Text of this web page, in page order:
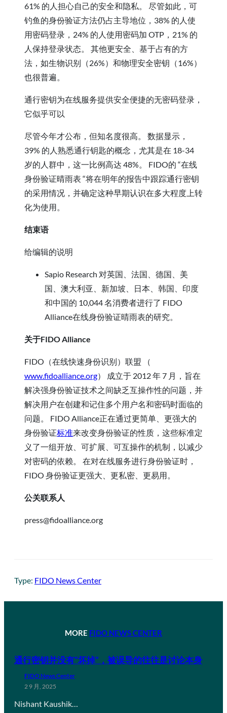
61% 的人担心自己的安全和隐私。 尽管如此，可
钓鱼的身份验证方法仍占主导地位，38% 的人使
用密码登录，24% 的人使用密码加 OTP，21% 的
人保持登录状态。 其他更安全、基于占有的方
法，如生物识别（26%）和物理安全密钥（16%）
也很普遍。
通行密钥为在线服务提供安全便捷的无密码登录，
它似乎可以
尽管今年才公布，但知名度很高。 数据显示，
39% 的人熟悉通行钥匙的概念，尤其是在 18-34
岁的人群中，这一比例高达 48%。 FIDO的 “在线
身份验证晴雨表 “将在明年的报告中跟踪通行密钥
的采用情况，并确定这种早期认识在多大程度上转
化为使用。
结束语
给编辑的说明
Sapio Research 对英国、法国、德国、美
国、澳大利亚、新加坡、日本、韩国、印度
和中国的 10,044 名消费者进行了 FIDO
Alliance在线身份验证晴雨表的研究。
关于FIDO Alliance
FIDO（在线快速身份识别）联盟 （
www.fidoalliance.org） 成立于 2012 年 7 月，旨在
解决强身份验证技术之间缺乏互操作性的问题，并
解决用户在创建和记住多个用户名和密码时面临的
问题。 FIDO Alliance正在通过更简单、更强大的
身份验证标准来改变身份验证的性质，这些标准定
义了一组开放、可扩展、可互操作的机制，以减少
对密码的依赖。 在对在线服务进行身份验证时，
FIDO 身份验证更强大、更私密、更易用。
公关联系人
press@fidoalliance.org
Type: FIDO News Center
MORE FIDO NEWS CENTER
通行密钥并没有“坏掉”，被误导的往往是讨论本身
FIDO News Center
2 9 月, 2025
Nishant Kaushik…